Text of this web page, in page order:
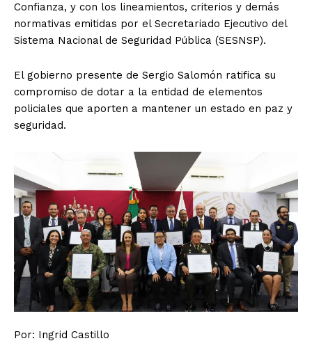
SUSCRIBIRSE
Confianza, y con los lineamientos, criterios y demás
normativas emitidas por el Secretariado Ejecutivo del
Sistema Nacional de Seguridad Pública (SESNSP).
El gobierno presente de Sergio Salomón ratifica su
compromiso de dotar a la entidad de elementos
policiales que aporten a mantener un estado en paz y
seguridad.
Por: Ingrid Castillo